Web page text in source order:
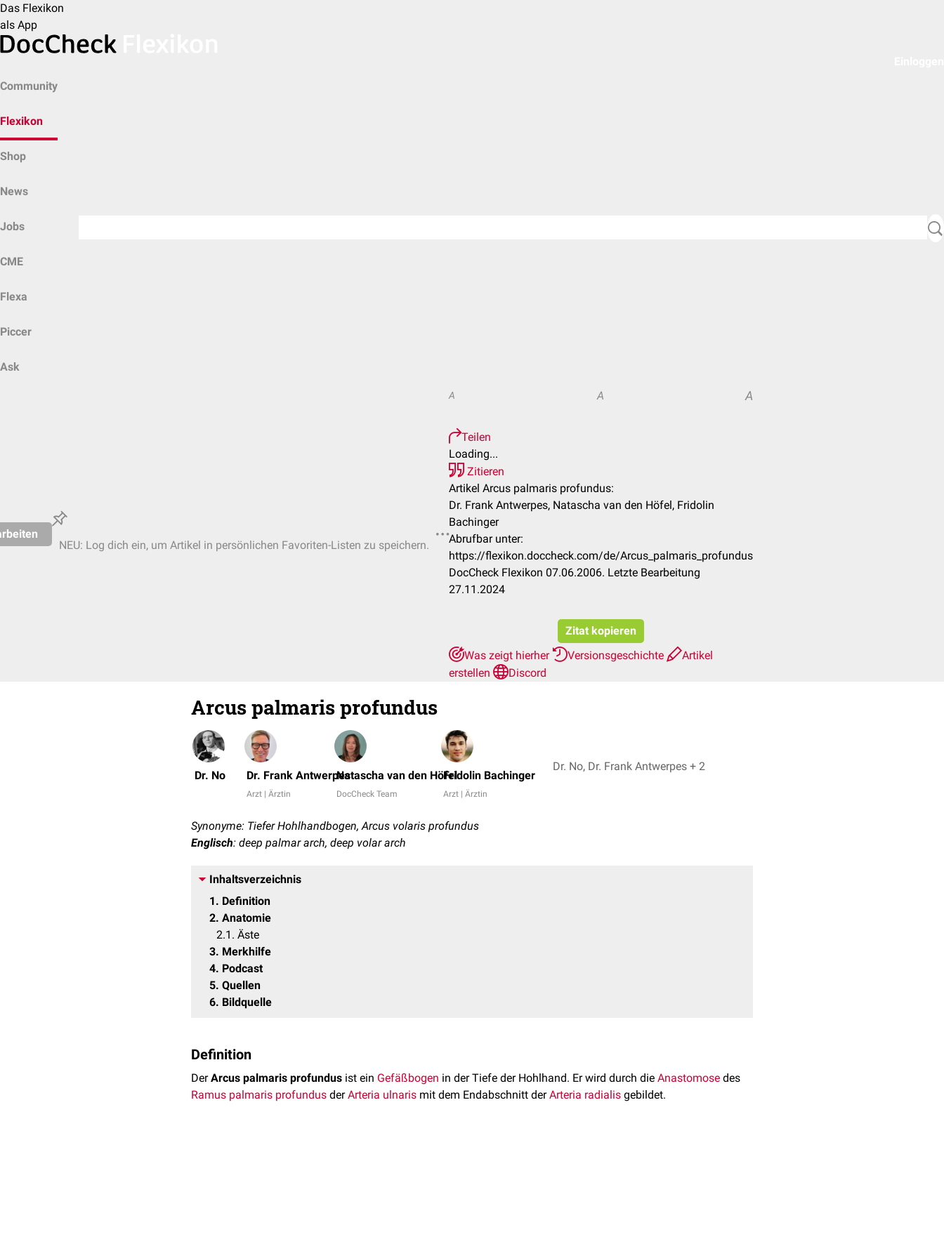
Das Flexikon
als App
Community
Flexikon
Shop
News
Jobs
CME
Flexa
Piccer
Ask
NEU: Log dich ein, um Artikel in persönlichen Favoriten-Listen zu speichern.
A A A
Teilen
Loading...
Zitieren
Artikel Arcus palmaris profundus:
Dr. Frank Antwerpes, Natascha van den Höfel, Fridolin
Bachinger
Abrufbar unter:
https://flexikon.doccheck.com/de/Arcus_palmaris_profundus
DocCheck Flexikon 07.06.2006. Letzte Bearbeitung
27.11.2024
Zitat kopieren
Was zeigt hierher
Versionsgeschichte
Artikel
erstellen
Discord
Arcus palmaris profundus
Dr. No Dr. Frank Antwerpes
Arzt | Ärztin
Natascha van den Höfel
DocCheck Team
Fridolin Bachinger
Arzt | Ärztin
Dr. No, Dr. Frank Antwerpes + 2
Synonyme: Tiefer Hohlhandbogen, Arcus volaris profundus
Englisch: deep palmar arch, deep volar arch
Inhaltsverzeichnis
1
Definition
2 Anatomie
2.1 Äste
3 Merkhilfe
4 Podcast
5 Quellen
6 Bildquelle
Definition
DerArcus palmaris profundus ist ein Gefäßbogen in der Tiefe der Hohlhand. Er wird durch die Anastomose des
Ramus palmaris profundus derArteria ulnaris mit dem Endabschnitt derArteria radialis gebildet.